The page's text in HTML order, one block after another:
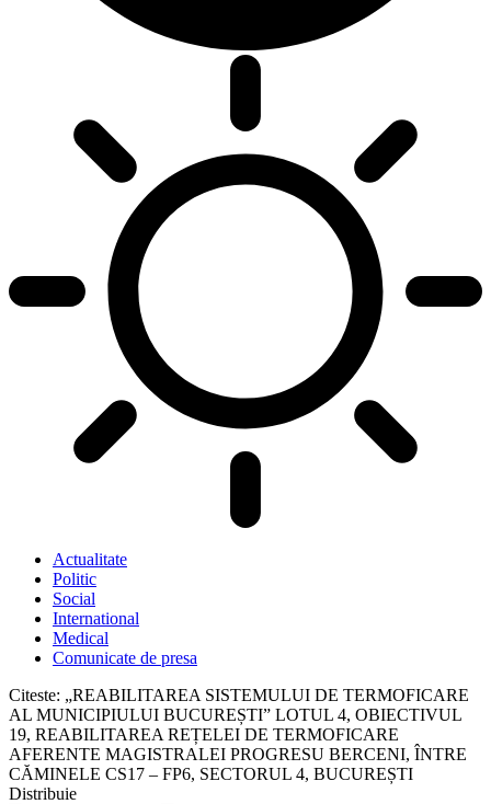
Actualitate
Politic
Social
International
Medical
Comunicate de presa
Citeste: „REABILITAREA SISTEMULUI DE TERMOFICARE
AL MUNICIPIULUI BUCUREȘTI” LOTUL 4, OBIECTIVUL
19, REABILITAREA REȚELEI DE TERMOFICARE
AFERENTE MAGISTRALEI PROGRESU BERCENI, ÎNTRE
CĂMINELE CS17 – FP6, SECTORUL 4, BUCUREȘTI
Distribuie